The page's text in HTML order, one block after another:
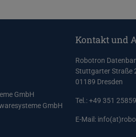
GmbH
GmbH
Kontakt und
Robotron
Stuttgarter Straße
01189 Dresden
Tel.: +49 351
E-Mail: